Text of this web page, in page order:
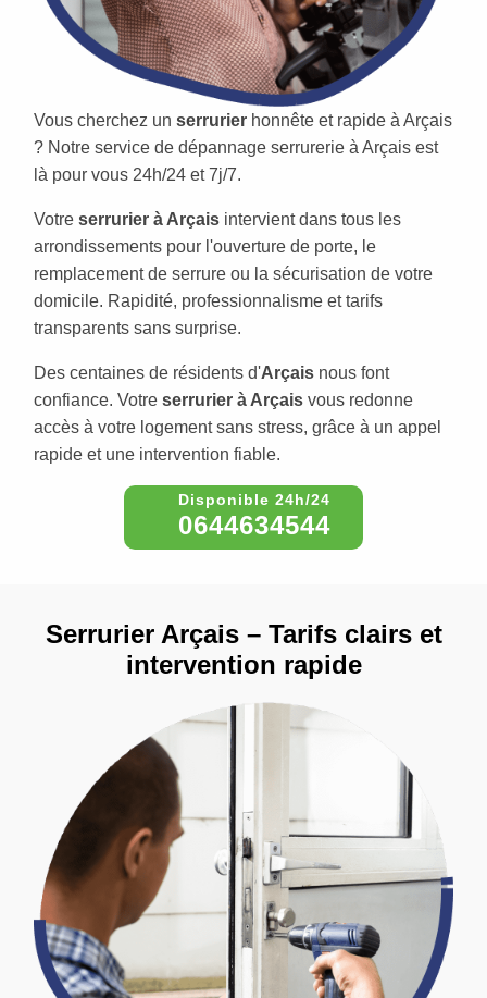
Vous cherchez un serrurier honnête et rapide à Arçais
? Notre service de dépannage serrurerie à Arçais est
là pour vous 24h/24 et 7j/7.
Votre serrurier à Arçais intervient dans tous les
arrondissements pour l'ouverture de porte, le
remplacement de serrure ou la sécurisation de votre
domicile. Rapidité, professionnalisme et tarifs
transparents sans surprise.
Des centaines de résidents d'Arçais nous font
confiance. Votre serrurier à Arçais vous redonne
accès à votre logement sans stress, grâce à un appel
rapide et une intervention fiable.
0644634544
Serrurier Arçais – Tarifs clairs et
intervention rapide